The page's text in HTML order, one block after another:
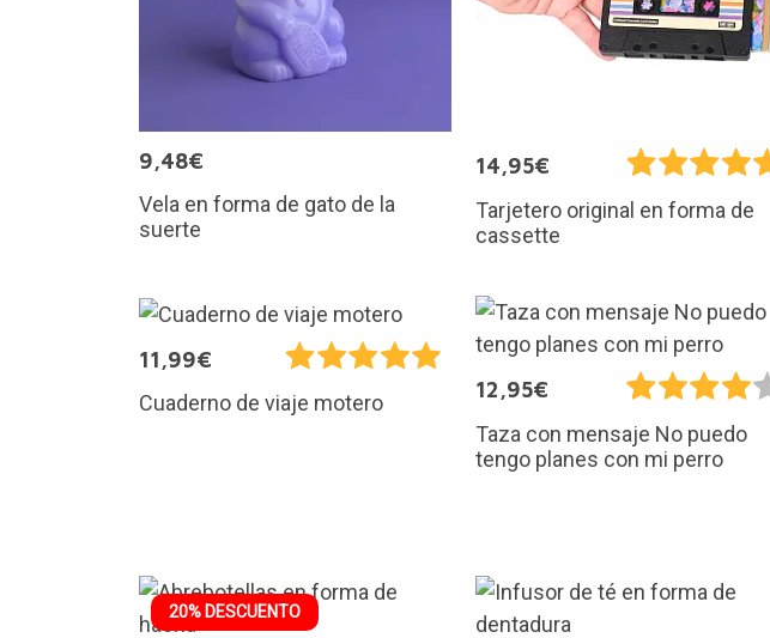
9,48€
Vela en forma de gato de la
suerte
14,95€
Tarjetero original en forma de
cassette
11,99€
Cuaderno de viaje motero
12,95€
Taza con mensaje No puedo
tengo planes con mi perro
20% DESCUENTO